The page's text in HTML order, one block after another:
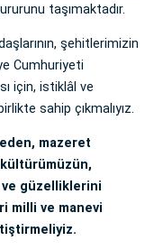
taşımaktadır.
şehitlerimizin
Cumhuriyeti
için, istiklâl ve
sahip çıkmalıyız.
mazeret
ve güzelliklerini
milli ve manevi